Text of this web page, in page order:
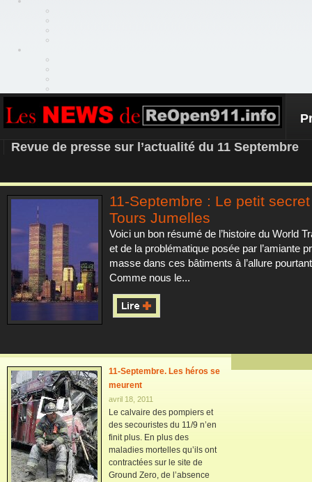
REOPEN911 – NEWS
Revue de presse sur l’actualité du 11 Septembre
11-Septembre : Le petit
Tours Jumelles
Voici un bon résumé de l’histoire du World
et de la problématique posée par l’amiante
masse dans ces bâtiments à l’allure
Comme nous le...
11-Septembre. Les héros se
meurent
avril 18, 2011
Le calvaire des pompiers et
des secouristes du 11/9 n’en
finit plus. En plus des
maladies mortelles qu’ils ont
contractées sur le site de
Ground Zero, de l’absence